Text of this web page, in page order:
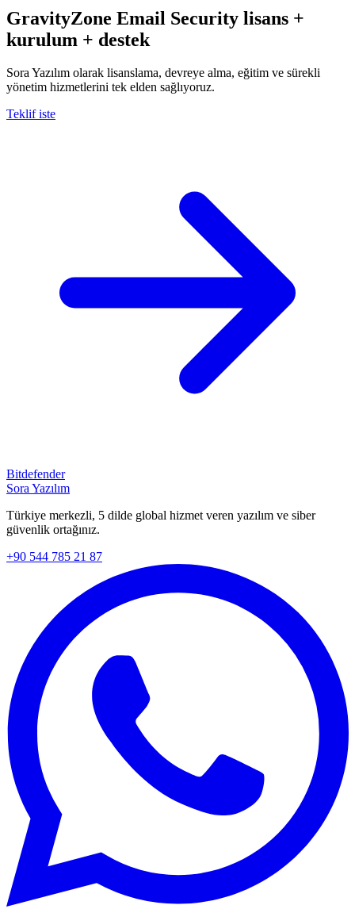
GravityZone Email Security lisans +
kurulum + destek
Sora Yazılım olarak lisanslama, devreye alma, eğitim ve sürekli
yönetim hizmetlerini tek elden sağlıyoruz.
Teklif iste
Bitdefender
Sora Yazılım
Türkiye merkezli, 5 dilde global hizmet veren yazılım ve siber
güvenlik ortağınız.
+90 544 785 21 87